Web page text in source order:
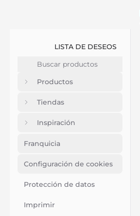
LISTA DE DESEOS
Productos
Tiendas
Inspiración
Franquicia
Configuración de cookies
Protección de datos
Imprimir